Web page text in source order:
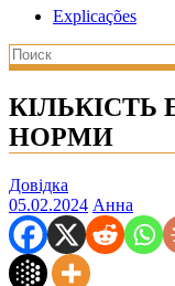
Explicações
НОРМИ
Довідка
05.02.2024 Анна